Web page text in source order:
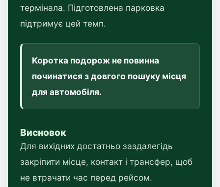
термінала. Підготовлена парковка
підтримує цей темп.
Коротка подорож не повинна
починатися з довгого пошуку місця
для автомобіля.
Висновок
Для вихідних достатньо заздалегідь
закріпити місце, контакт і трансфер, щоб
не втрачати час перед рейсом.